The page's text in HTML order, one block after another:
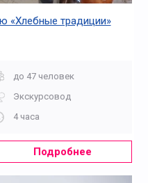
«Хлебные традиции»
до 47 человек
Экскурсовод
4 часа
Подробнее